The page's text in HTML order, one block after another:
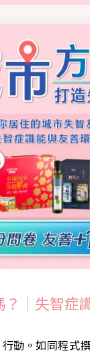
？｜失智症
動。如同程式